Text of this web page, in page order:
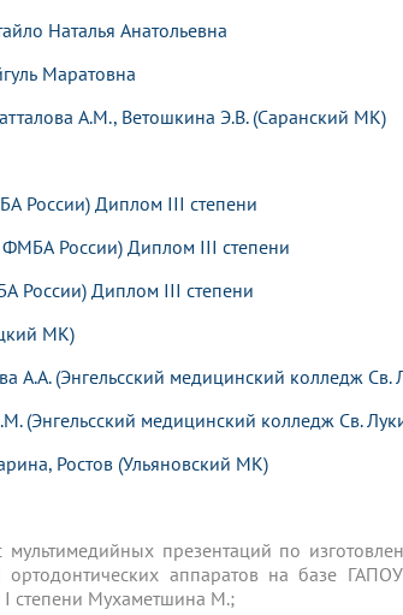
Наталья Анатольевна
Маратовна
А.М., Ветошкина Э.В. (Саранский МК)
России) Диплом III степени
России) Диплом III степени
России) Диплом III степени
МК)
А.А. (Энгельсский медицинский колледж Св.
(Энгельсский медицинский колледж Св.
Ростов (Ульяновский МК)
презентаций по
ортодонтических аппаратов на базе
степени Мухаметшина М.;